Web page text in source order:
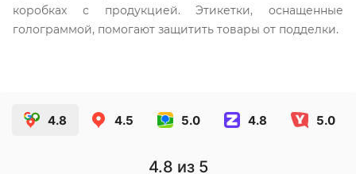
коробках с продукцией. Этикетки, оснащенные
голограммой, помогают защитить товары от подделки.
4.8 4.5 5.0 4.8 5.0
4.8 из 5